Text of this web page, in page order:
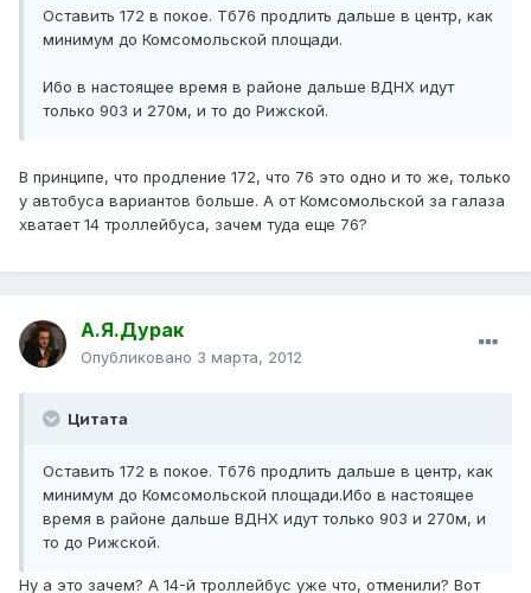
Оставить 172 в покое. Тб76 продлить дальше в центр, как
минимум до Комсомольской площади.
Ибо в настоящее время в районе дальше ВДНХ идут
только 903 и 270м, и то до Рижской.
В принципе, что продление 172, что 76 это одно и то же, только
у автобуса вариантов больше. А от Комсомольской за галаза
хватает 14 троллейбуса, зачем туда еще 76?
А.Я.Дурак
Опубликовано 3 марта, 2012
Цитата
Оставить 172 в покое. Тб76 продлить дальше в центр, как
минимум до Комсомольской площади.Ибо в настоящее
время в районе дальше ВДНХ идут только 903 и 270м, и
то до Рижской.
Ну а это зачем? А 14-й троллейбус уже что, отменили? Вот